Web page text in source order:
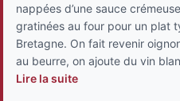
nappées d’une sauce
gratinées au four pour un plat
Bretagne. On fait revenir
au beurre, on ajoute du vin
Lire la suite